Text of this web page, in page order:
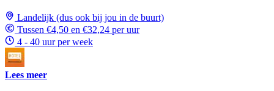
Landelijk (dus ook bij jou in de buurt)
Tussen €4,50 en €32,24 per uur
4 - 40 uur per week
Lees meer